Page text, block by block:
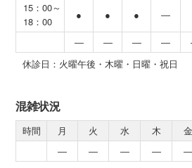
15：00～
18：00
● ● ● ―
― ― ― ―
休診日：火曜午後・木曜・日曜・祝日
混雑状況
時間 月 火 水 木 金
―
― ― ― ―